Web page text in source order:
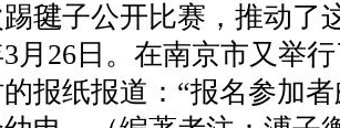
毽子公开比赛，推动了
3月26日。在南京市又举
报纸报道：“报名参加